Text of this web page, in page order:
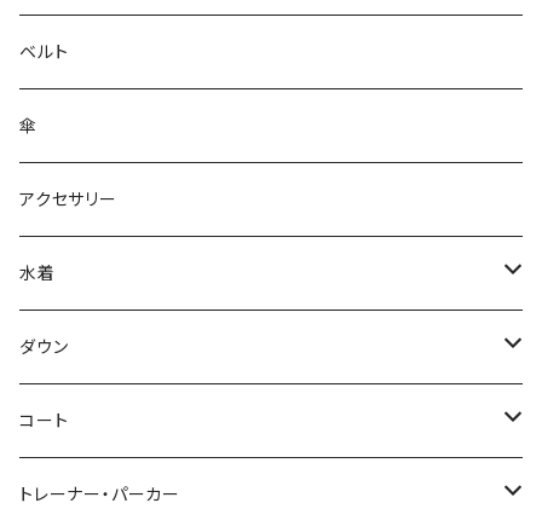
ベルト
傘
アクセサリー
水着
～44/S
46/M
48/L
ダウン
～44/S
46/M
コート
～44/S
トレーナー・パーカー